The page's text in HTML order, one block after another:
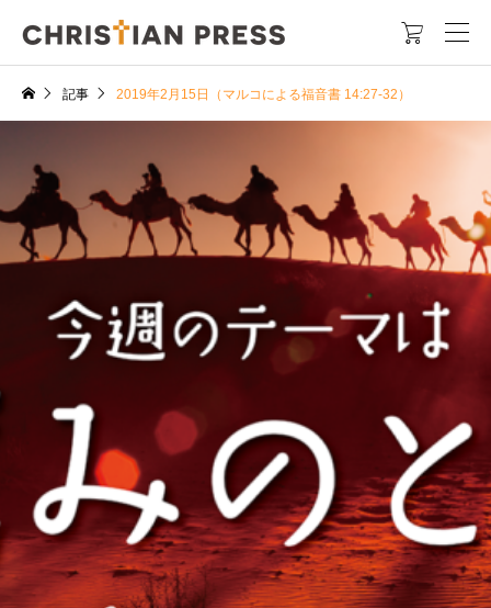

記事 2019年2月15日（マルコによる福音書 14:27-32）